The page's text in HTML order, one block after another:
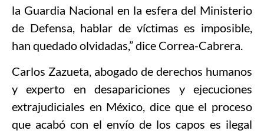
la Guardia Nacional en la esfera del Ministerio
de Defensa, hablar de víctimas es imposible,
han quedado olvidadas,” dice Correa-Cabrera.
Carlos Zazueta, abogado de derechos humanos
y experto en desapariciones y ejecuciones
extrajudiciales en México, dice que el proceso
que acabó con el envío de los capos es ilegal